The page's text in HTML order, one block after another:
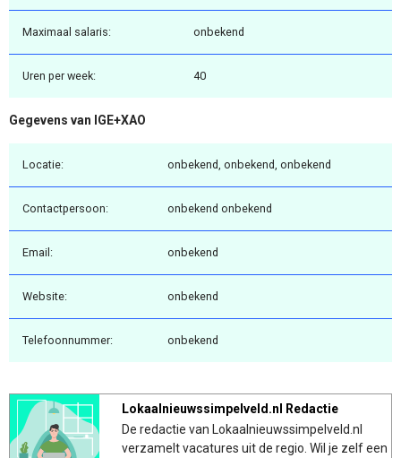
Maximaal salaris: onbekend
Uren per week: 40
Gegevens van IGE+XAO
Locatie: onbekend, onbekend, onbekend
Contactpersoon: onbekend onbekend
Email: onbekend
Website: onbekend
Telefoonnummer: onbekend
Lokaalnieuwssimpelveld.nl Redactie
De redactie van Lokaalnieuwssimpelveld.nl
verzamelt vacatures uit de regio. Wil je zelf een